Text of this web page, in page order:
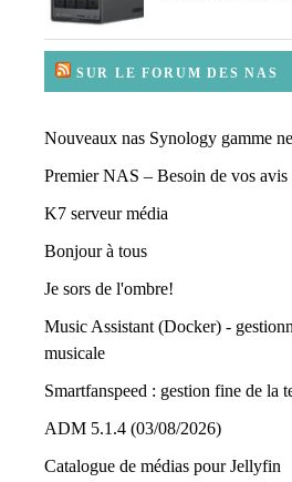
SUR LE FORUM DES NAS
Nouveaux nas Synology gamme
Premier NAS – Besoin de vos avis
K7 serveur média
Bonjour à tous
Je sors de l'ombre!
Music Assistant (Docker) -
musicale
Smartfanspeed : gestion fine de la
ADM 5.1.4 (03/08/2026)
Catalogue de médias pour Jellyfin